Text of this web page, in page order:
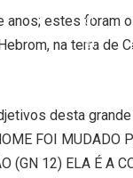
estes foram
na terra de
desta grande
FOI MUDADO
(GN 12) ELA É A